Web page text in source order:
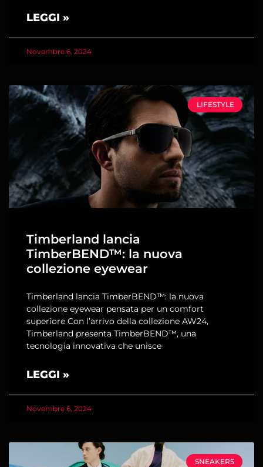
LEGGI »
Novembre 6, 2024
LIFESTYLE
Timberland lancia
TimberBEND™: la nuova
collezione eyewear
Timberland lancia TimberBEND™: la nuova
collezione eyewear pensata per un comfort
superiore Con l’arrivo della collezione AW24,
Timberland presenta TimberBEND™, una
tecnologia innovativa che unisce
LEGGI »
Novembre 6, 2024
SNEAKERS